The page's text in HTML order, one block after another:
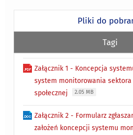
Pliki do
Tagi
Załącznik 1 - Koncepcja
system monitorowania
społecznej
2.05 MB
Załącznik 2 - Formularz
założeń koncepcji systemu